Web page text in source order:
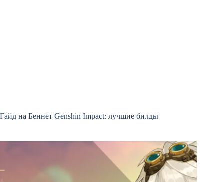
Гайд на Беннет Genshin Impact: лучшие билды